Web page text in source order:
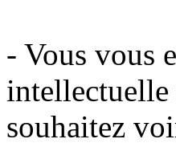
- Vous vous
intellectuelle
souhaitez